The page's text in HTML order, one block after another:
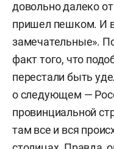
довольно далеко
пришел пешком. И
замечательные».
факт того, что
перестали быть
о следующем —
провинциальной
там все и вся